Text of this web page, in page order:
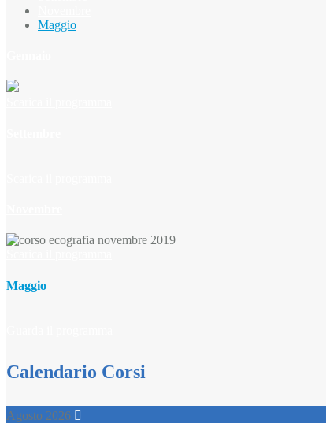
Maggio
Maggio
Calendario Corsi
Agosto 2026